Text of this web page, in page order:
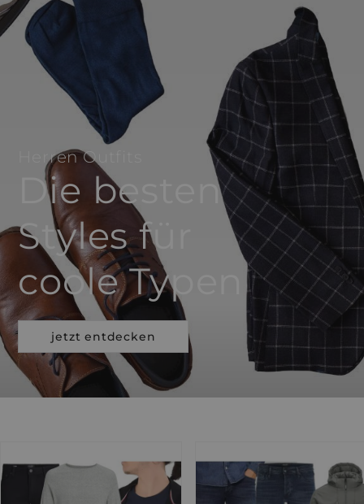
Herren Outfits
Die besten
Styles für
coole Typen
jetzt entdecken